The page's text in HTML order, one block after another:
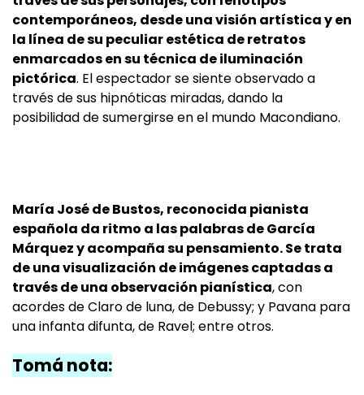
contemporáneos, desde una visión artística y en
la línea de su peculiar estética de retratos
enmarcados en su técnica de iluminación
pictórica. El espectador se siente observado a
través de sus hipnóticas miradas, dando la
posibilidad de sumergirse en el mundo Macondiano.
María José de Bustos, reconocida pianista
española da ritmo a las palabras de García
Márquez y acompaña su pensamiento. Se trata
de una visualización de imágenes captadas a
través de una observación pianística, con
acordes de Claro de luna, de Debussy; y Pavana para
una infanta difunta, de Ravel; entre otros.
Tomá nota: